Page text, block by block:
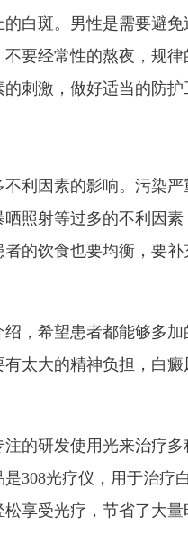
白斑。男性是需要避免
要经常性的熬夜，规
刺激，做好适当的防护
利因素的影响。污染严
照射等过多的不利因素
的饮食也要均衡，要补
，希望患者都能够多加
太大的精神负担，白癜
的研发使用光来治疗多
308光疗仪，用于治疗
享受光疗，节省了大量